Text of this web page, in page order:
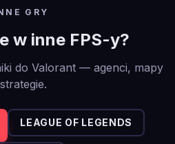
GRY
w inne FPS-y?
do Valorant — agenci, mapy
LEAGUE OF LEGENDS